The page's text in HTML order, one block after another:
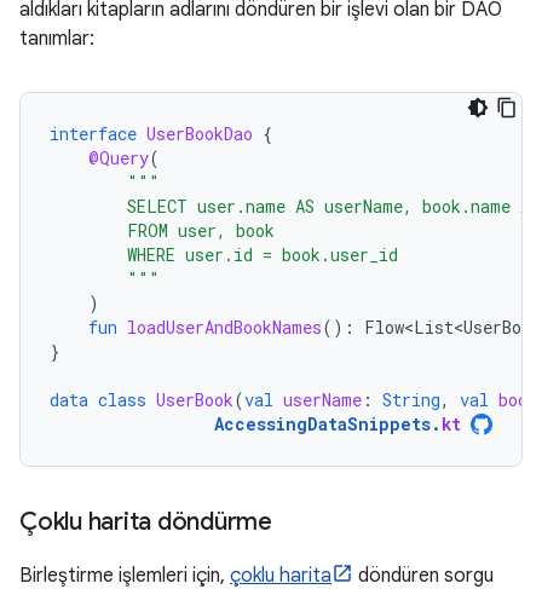
aldıkları kitapların adlarını döndüren bir işlevi olan bir DAO
tanımlar:
interface UserBookDao {
@Query(
"""
SELECT user.name AS userName, book.name
        FROM user, book
        WHERE user.id = book.user_id
        """
)
fun loadUserAndBookNames():
}
data class UserBook(val userName : String, val
AccessingDataSnippets. kt
Çoklu harita döndürme
Birleştirme işlemleri için, çoklu harita
döndüren sorgu